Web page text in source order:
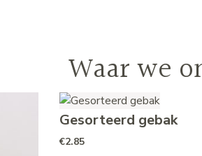
Waar we
Gesorteerd gebak
€2.85